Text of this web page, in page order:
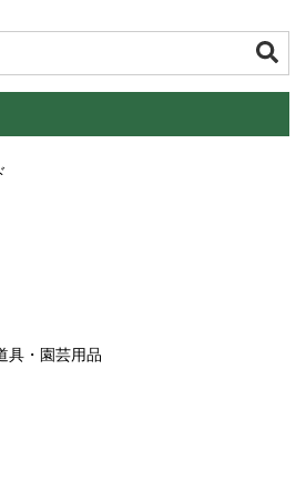
具・園芸用品